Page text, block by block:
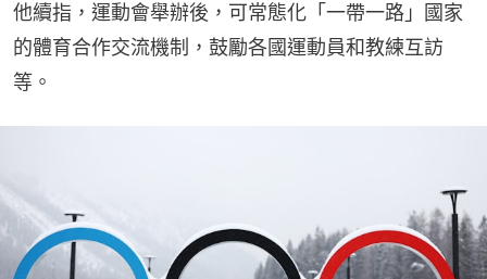
他續指，運動會舉辦後，可常態化「一帶一路」國家
的體育合作交流機制，鼓勵各國運動員和教練互訪
等。